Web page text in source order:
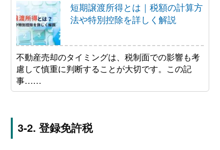
短期譲渡所得とは｜税額の計算方
法や特別控除を詳しく解説
不動産売却のタイミングは、税制面での影響も考
慮して慎重に判断することが大切です。この記
事……
登録免許税